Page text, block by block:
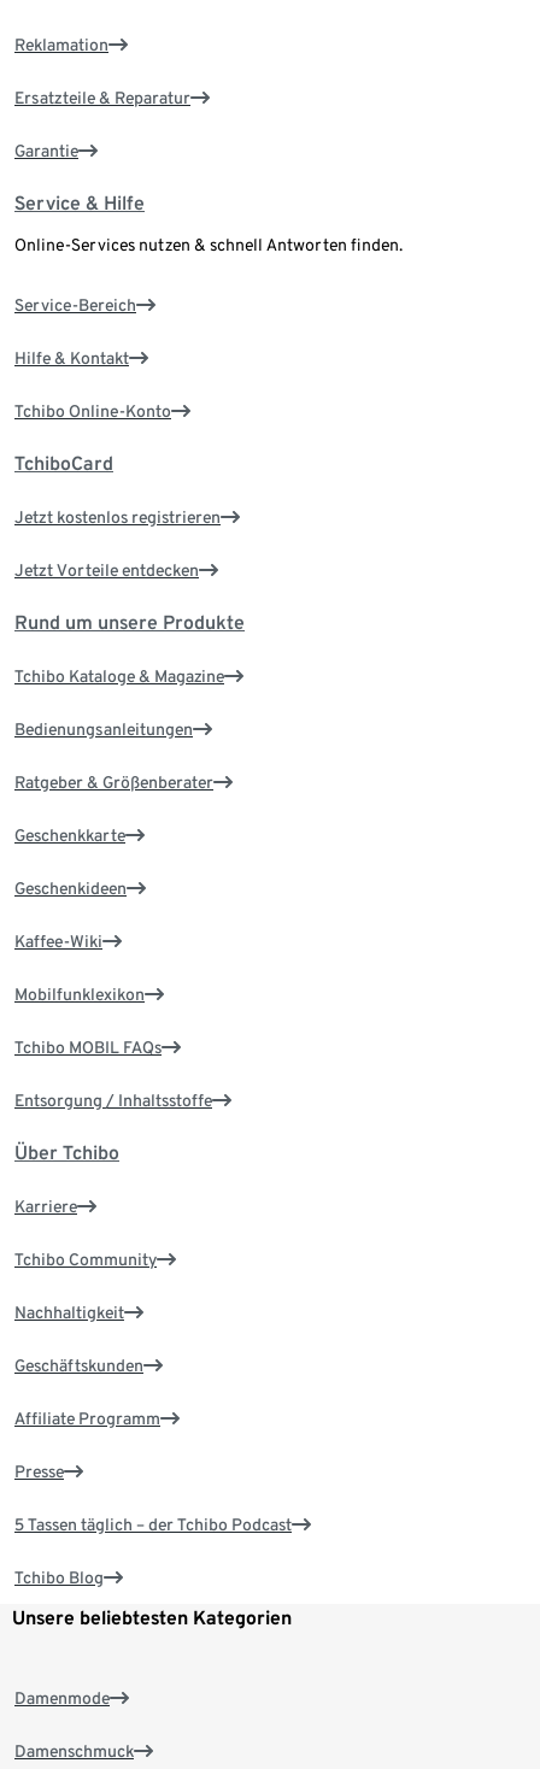
Reklamation
Ersatzteile & Reparatur
Garantie
Service & Hilfe
Online-Services nutzen & schnell Antworten finden.
Service-Bereich
Hilfe & Kontakt
Tchibo Online-Konto
TchiboCard
Jetzt kostenlos registrieren
Jetzt Vorteile entdecken
Rund um unsere Produkte
Tchibo Kataloge & Magazine
Bedienungsanleitungen
Ratgeber & Größenberater
Geschenkkarte
Geschenkideen
Kaffee-Wiki
Mobilfunklexikon
Tchibo MOBIL FAQs
Entsorgung / Inhaltsstoffe
Über Tchibo
Karriere
Tchibo Community
Nachhaltigkeit
Geschäftskunden
Affiliate Programm
Presse
5 Tassen täglich – der Tchibo Podcast
Tchibo Blog
Unsere beliebtesten Kategorien
Damenmode
Damenschmuck